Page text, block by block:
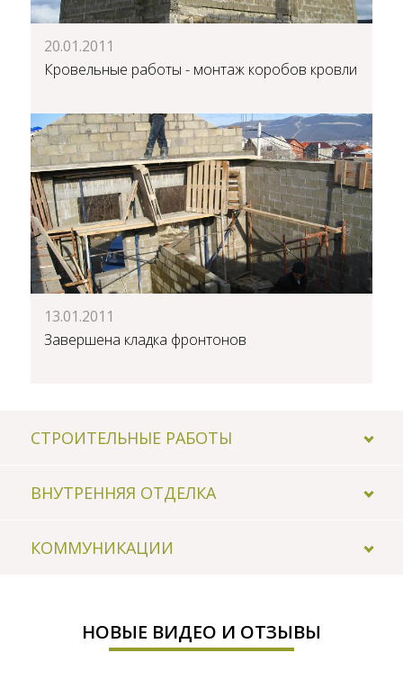
20.01.2011
Кровельные работы - монтаж коробов кровли
13.01.2011
Завершена кладка фронтонов
СТРОИТЕЛЬНЫЕ РАБОТЫ
ВНУТРЕННЯЯ ОТДЕЛКА
КОММУНИКАЦИИ
НОВЫЕ ВИДЕО И ОТЗЫВЫ